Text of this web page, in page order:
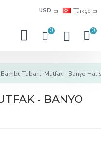
USD Türkçe
0 0
Bambu Tabanlı Mutfak - Banyo
- BANYO